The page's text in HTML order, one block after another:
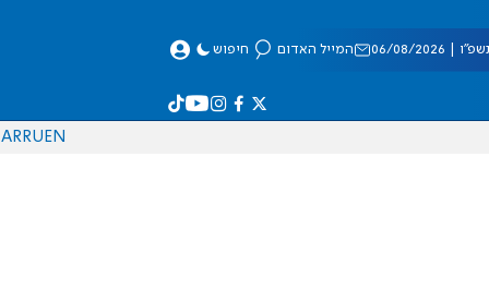
08/2026 המייל האדום חיפוש
EN
RU
AR